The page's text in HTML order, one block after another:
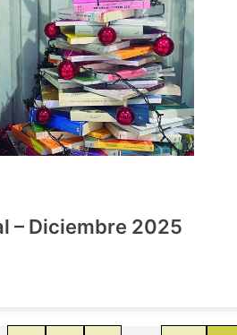
– Diciembre 2025